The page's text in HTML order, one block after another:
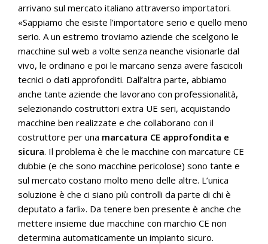
arrivano sul mercato italiano attraverso importatori.
«Sappiamo che esiste l’importatore serio e quello meno
serio. A un estremo troviamo aziende che scelgono le
macchine sul web a volte senza neanche visionarle dal
vivo, le ordinano e poi le marcano senza avere fascicoli
tecnici o dati approfonditi. Dall’altra parte, abbiamo
anche tante aziende che lavorano con professionalità,
selezionando costruttori extra UE seri, acquistando
macchine ben realizzate e che collaborano con il
costruttore per una marcatura CE approfondita e
sicura. Il problema è che le macchine con marcature CE
dubbie (e che sono macchine pericolose) sono tante e
sul mercato costano molto meno delle altre. L’unica
soluzione è che ci siano più controlli da parte di chi è
deputato a farli». Da tenere ben presente è anche che
mettere insieme due macchine con marchio CE non
determina automaticamente un impianto sicuro.